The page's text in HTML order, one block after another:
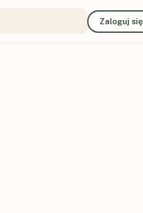
Zaloguj się